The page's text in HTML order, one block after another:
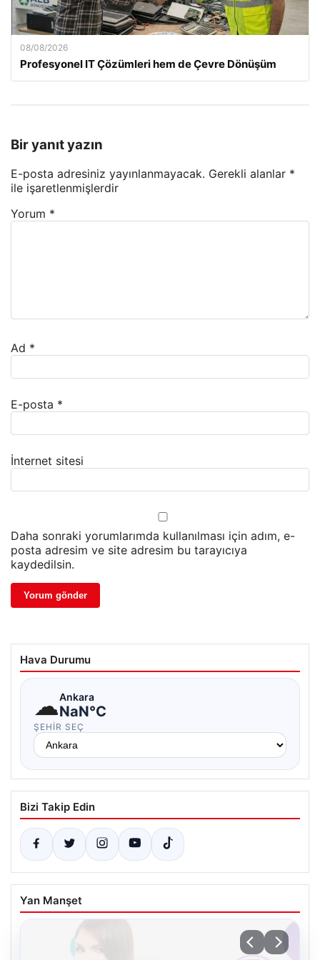
08/08/2026
Profesyonel IT Çözümleri hem de Çevre Dönüşüm
Bir yanıt yazın
E-posta adresiniz yayınlanmayacak. Gerekli alanlar *
ile işaretlenmişlerdir
Yorum *
Ad *
E-posta *
İnternet sitesi
Daha sonraki yorumlarımda kullanılması için adım, e-
posta adresim ve site adresim bu tarayıcıya
kaydedilsin.
Hava Durumu
☁Ankara
NaN°C
ŞEHIR SEÇ
Bizi Takip Edin
Yan Manşet